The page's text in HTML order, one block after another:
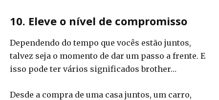
10. Eleve o nível de compromisso
Dependendo do tempo que vocês estão juntos,
talvez seja o momento de dar um passo a frente. E
isso pode ter vários significados brother…
Desde a compra de uma casa juntos, um carro,